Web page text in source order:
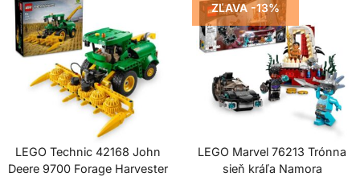
LEGO Technic 42168 John
Deere 9700 Forage Harvester
ZĽAVA -13%
LEGO Marvel 76213 Trónna
sieň kráľa Namora